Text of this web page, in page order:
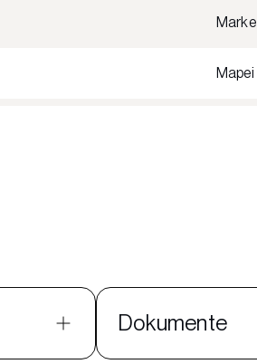
Marke
Mapei
Dokumente